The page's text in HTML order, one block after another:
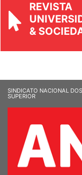
REVISTA
&
SINDICATO NACIONAL
SUPERIOR